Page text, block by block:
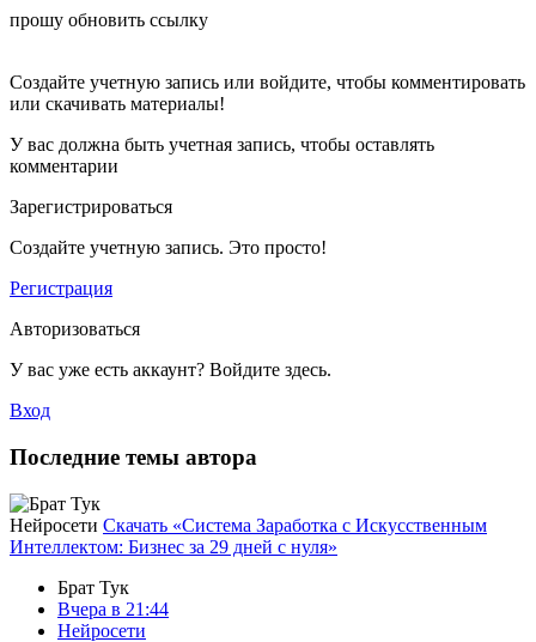
прошу обновить ссылку
Создайте учетную запись или войдите, чтобы комментировать
или скачивать материалы!
У вас должна быть учетная запись, чтобы оставлять
комментарии
Зарегистрироваться
Создайте учетную запись. Это просто!
Регистрация
Авторизоваться
У вас уже есть аккаунт? Войдите здесь.
Вход
Последние темы автора
Нейросети Скачать «Система Заработка с Искусственным
Интеллектом: Бизнес за 29 дней с нуля»
Брат Тук
Вчера в 21:44
Нейросети